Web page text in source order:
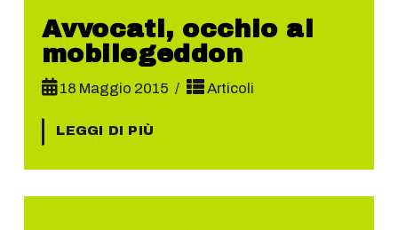
Avvocati, occhio al
mobilegeddon
18 Maggio 2015 Articoli
LEGGI DI PIÙ